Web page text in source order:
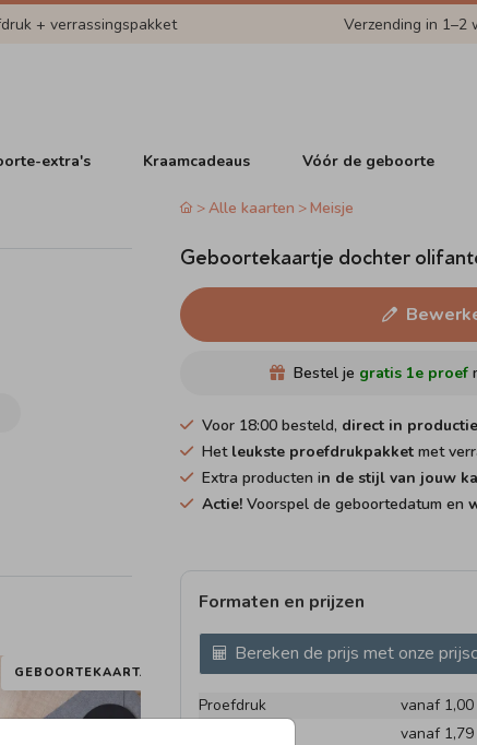
+ verrassingspakket Verzending in 1–2
extra's Kraamcadeaus Vóór de geboorte
GEBOORTEKAARTJE
Alle kaarten Meisje
Geboortekaartje dochter
Bestel je gratis 1e proef
Voor 18:00 besteld, direct in productie
Het leukste proefdrukpakketmet
Extra producten in de stijl van jouw
Actie!Voorspel de geboortedatum en
Formaten en prijzen
Bereken de prijs met onze
Proefdruk
vanaf 1,00
vanaf 1,79